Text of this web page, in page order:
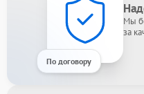
По договору
Мы
за